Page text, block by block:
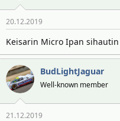
20.12.2019
Keisarin Micro Ipan
BudLightJaguar
Well-known member
21.12.2019